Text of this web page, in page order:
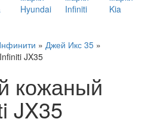
» Джей Икс 35 »
JX35
кожаный
JX35